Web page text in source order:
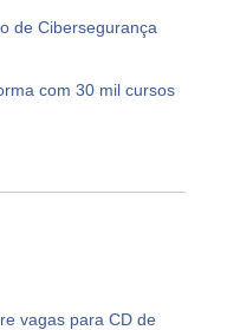
de Cibersegurança
com 30 mil cursos
vagas para CD de